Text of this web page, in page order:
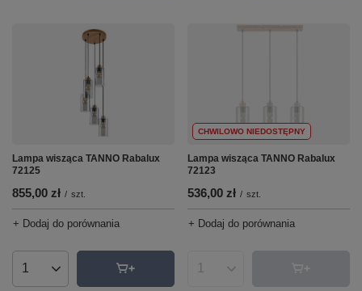
Lampa wisząca TANNO Rabalux
72125
855,00 zł / szt.
+ Dodaj do porównania
Ilość produktów
CHWILOWO NIEDOSTĘPNY
Lampa wisząca TANNO Rabalux
72123
536,00 zł / szt.
+ Dodaj do porównania
Ilość produktów